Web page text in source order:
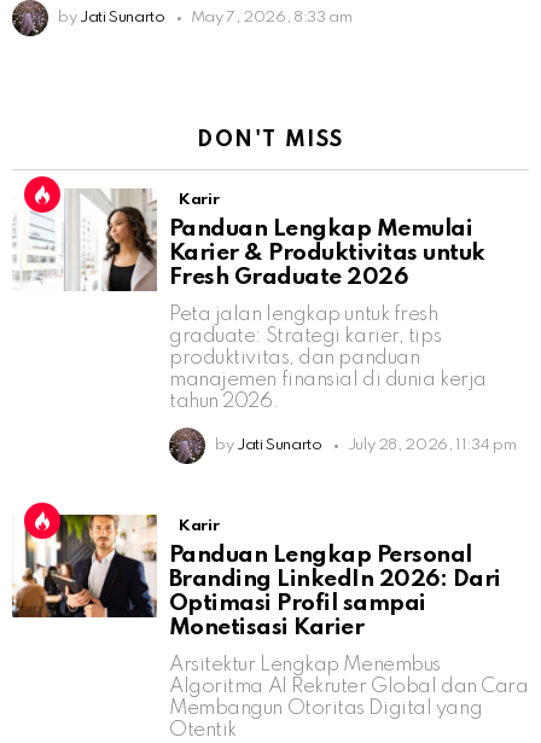
by Jati Sunarto May 7, 2026, 8:33 am
DON'T MISS
Karir
Panduan Lengkap Memulai
Karier & Produktivitas untuk
Fresh Graduate 2026
Peta jalan lengkap untuk fresh
graduate: Strategi karier, tips
produktivitas, dan panduan
manajemen finansial di dunia kerja
tahun 2026.
by Jati Sunarto July 28, 2026, 11:34 pm
Karir
Panduan Lengkap Personal
Branding LinkedIn 2026: Dari
Optimasi Profil sampai
Monetisasi Karier
Arsitektur Lengkap Menembus
Algoritma AI Rekruter Global dan Cara
Membangun Otoritas Digital yang
Otentik